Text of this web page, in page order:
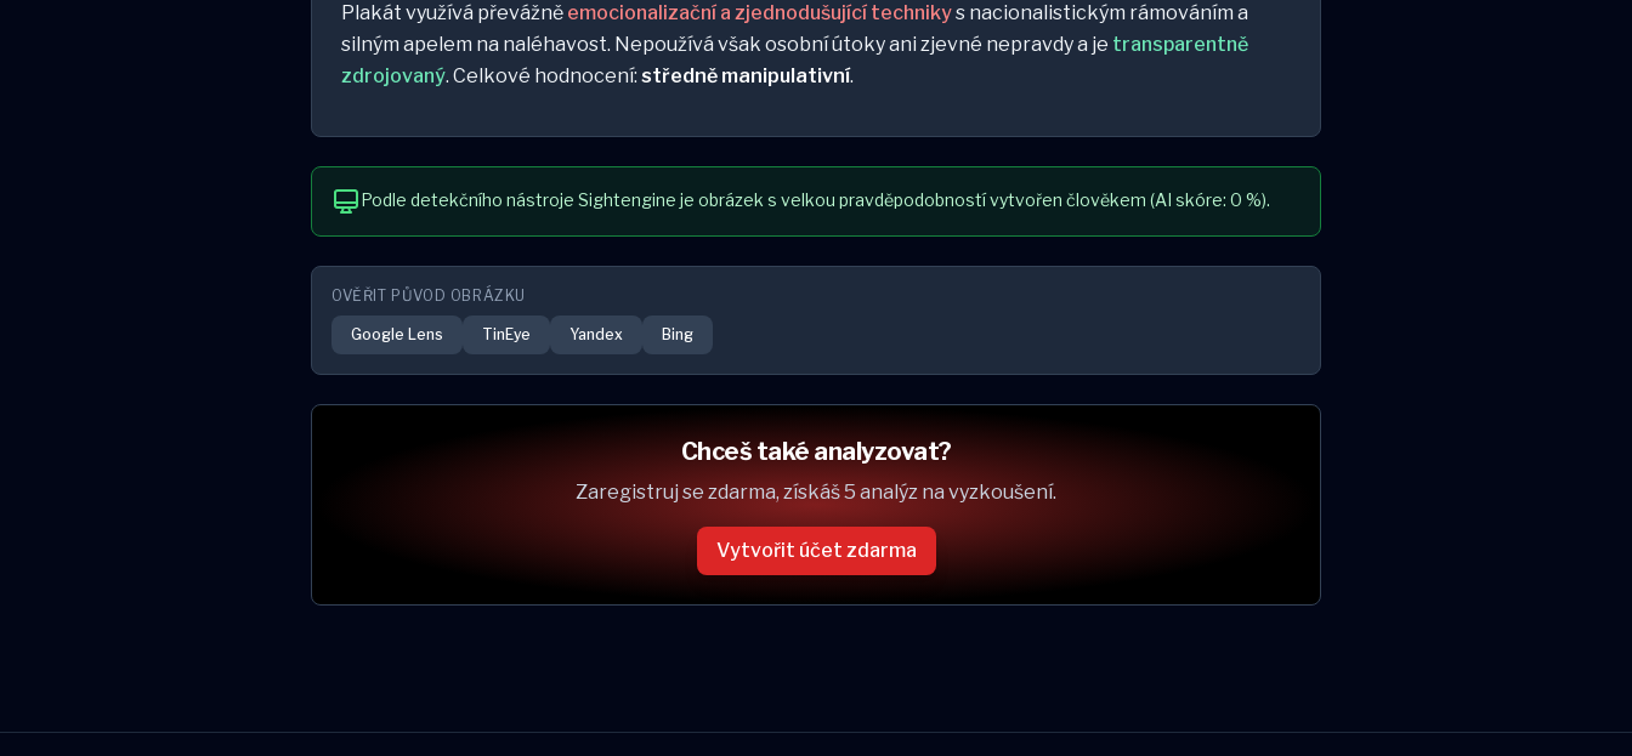
Plakát využívá převážně emocionalizační a zjednodušující technikys nacionalistickým rámováním a
silným apelem na naléhavost. Nepoužívá však osobní útoky ani zjevné nepravdy a je transparentně
zdrojovaný. Celkové hodnocení: středně manipulativní.
Podle detekčního nástroje Sightengine je obrázek s velkou pravděpodobností vytvořen člověkem (AI skóre: 0 %).
OVĚŘIT PŮVOD OBRÁZKU
Google Lens TinEye Yandex Bing
Chceš také analyzovat?
Zaregistruj se zdarma, získáš 5 analýz na vyzkoušení.
Vytvořit účet zdarma